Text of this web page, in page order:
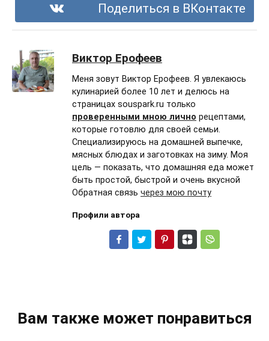
Поделиться в ВКонтакте
Виктор Ерофеев
Меня зовут Виктор Ерофеев. Я увлекаюсь
кулинарией более 10 лет и делюсь на
страницах souspark.ru только
проверенными мною лично рецептами,
которые готовлю для своей семьи.
Специализируюсь на домашней выпечке,
мясных блюдах и заготовках на зиму. Моя
цель — показать, что домашняя еда может
быть простой, быстрой и очень вкусной
Обратная связь через мою почту
Профили автора
Вам также может понравиться